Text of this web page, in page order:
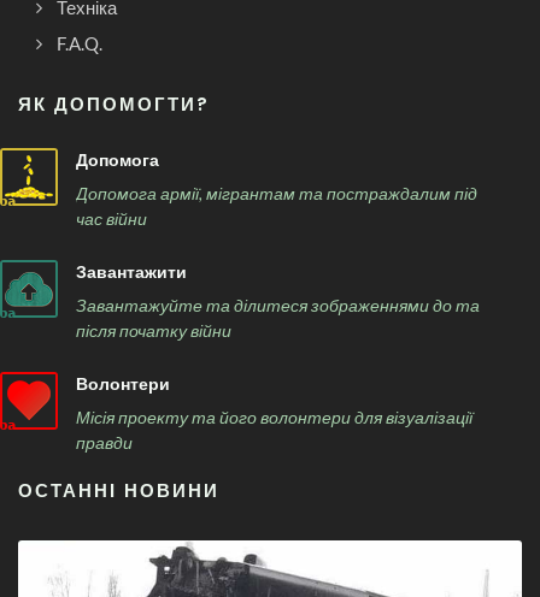
Техніка
F.A.Q.
ЯК ДОПОМОГТИ?
Допомога
Допомога армії, мігрантам та постраждалим під
час війни
Завантажити
Завантажуйте та ділитеся зображеннями до та
після початку війни
Волонтери
Місія проекту та його волонтери для візуалізації
правди
ОСТАННІ НОВИНИ